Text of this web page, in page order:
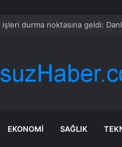
Fiyatlar yükseldi, zam
EKONOMI SAĞLIK